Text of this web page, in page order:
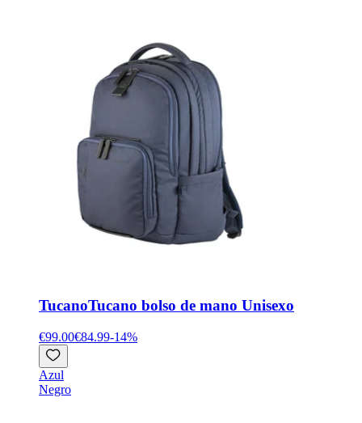
TucanoTucano bolso de mano Unisexo
€99.00€84.99-14%
Azul
Negro